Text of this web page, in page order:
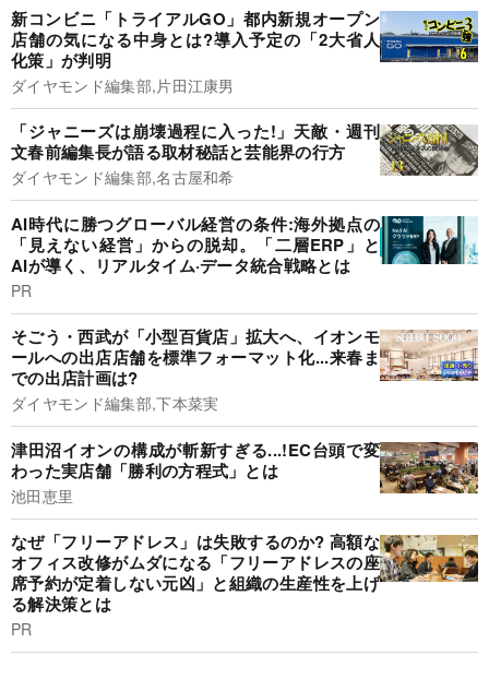
新コンビニ「トライアルGO」都内新規オープン
店舗の気になる中身とは?導入予定の「2大省人
化策」が判明
ダイヤモンド編集部,片田江康男
「ジャニーズは崩壊過程に入った!」天敵・週刊
文春前編集長が語る取材秘話と芸能界の行方
ダイヤモンド編集部,名古屋和希
AI時代に勝つグローバル経営の条件:海外拠点の
「見えない経営」からの脱却。「二層ERP」と
AIが導く、リアルタイム·データ統合戦略とは
PR
そごう・西武が「小型百貨店」拡大へ、イオンモ
ールへの出店店舗を標準フォーマット化...来春ま
での出店計画は?
ダイヤモンド編集部,下本菜実
津田沼イオンの構成が斬新すぎる...!EC台頭で変
わった実店舗「勝利の方程式」とは
池田恵里
なぜ「フリーアドレス」は失敗するのか? 高額な
オフィス改修がムダになる「フリーアドレスの座
席予約が定着しない元凶」と組織の生産性を上げ
る解決策とは
PR